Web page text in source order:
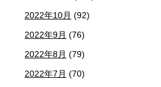
2022年10月 (92)
2022年9月 (76)
2022年8月 (79)
2022年7月 (70)